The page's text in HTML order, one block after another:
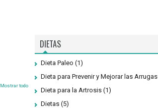
Mostrar todo
DIETAS
Dieta Paleo (1)
Dieta para Prevenir y Mejorar las Arrugas
Dieta para la Artrosis (1)
Dietas (5)